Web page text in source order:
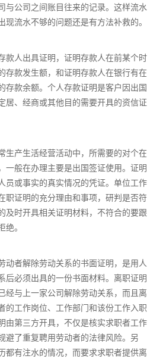
与公司之间账目往来的记录。这样流水
流水不够的问题还是有方法补救的。
款人出具证明，证明存款人在前某个时
存款发生额，和证明存款人在银行有在
存款余额。个人存款证明是客户因出国
居、经商或其他目的需要开具的资信证
生产生活经营活动中，所需要的对个在
一般在办理主要是出国签证使用。证明
员或事实的真实情况的凭证。单位工作
职证明的充分理由和事项，研判是否符
及时开具相关证明材料，不符合的要跟
。
动者解除劳动关系的书面证明，是用人
后必须出具的一份书面材料。离职证明
经与上一家公司解除劳动关系，而且离
的工作岗位、工作部门和该份工作入职
由第三方开具，不仅是核实求职者工作
避了重复聘用劳动者的法律风险。另
都有注水的情况，而要求求职者提供离